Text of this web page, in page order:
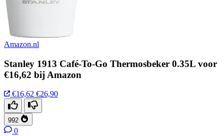
Amazon.nl
Stanley 1913 Café-To-Go Thermosbeker 0.35L voor
€16,62 bij Amazon
€16,62 €26,90
992
0